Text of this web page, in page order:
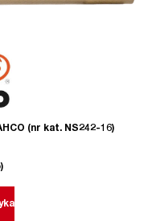
(nr kat. NS242-16)